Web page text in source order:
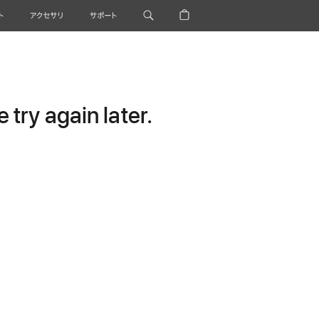
アクセサリ サポート
try again later.